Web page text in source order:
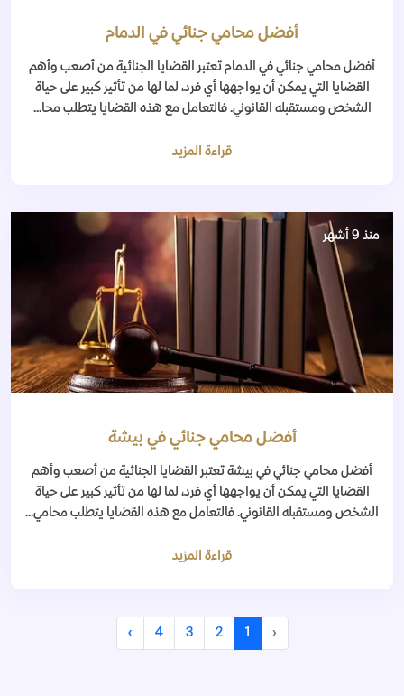
أفضل محامي جنائي في الدمام
أفضل محامي جنائي في الدمام تعتبر القضايا الجنائية من أصعب وأهم
القضايا التي يمكن أن يواجهها أي فرد، لما لها من تأثير كبير على حياة
الشخص ومستقبله القانوني. فالتعامل مع هذه القضايا يتطلب محا...
قراءة المزيد
منذ 9 أشهر
أفضل محامي جنائي في بيشة
أفضل محامي جنائي في بيشة تعتبر القضايا الجنائية من أصعب وأهم
القضايا التي يمكن أن يواجهها أي فرد، لما لها من تأثير كبير على حياة
الشخص ومستقبله القانوني. فالتعامل مع هذه القضايا يتطلب محامي...
قراءة المزيد
‹
1
2
3
4
›